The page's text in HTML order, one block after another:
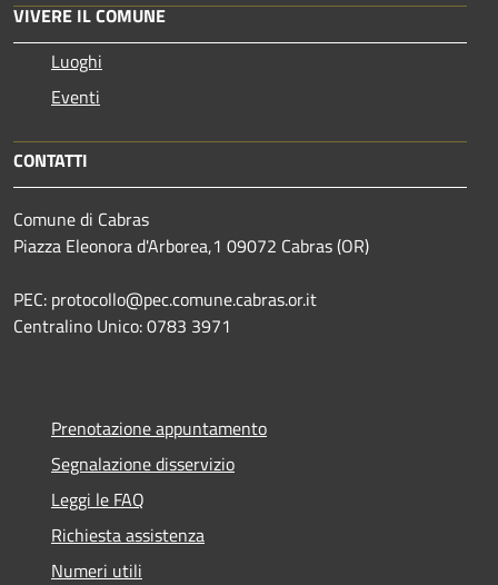
VIVERE IL COMUNE
Luoghi
Eventi
CONTATTI
Comune di Cabras
Piazza Eleonora d'Arborea,1 09072 Cabras (OR)
PEC: protocollo@pec.comune.cabras.or.it
Centralino Unico: 0783 3971
Prenotazione appuntamento
Segnalazione disservizio
Leggi le FAQ
Richiesta assistenza
Numeri utili